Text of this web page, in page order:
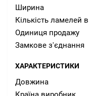
Ширина
Кількість ламелей в
Одиниця продажу
Замкове з'єднання
ХАРАКТЕРИСТИКИ
Довжина